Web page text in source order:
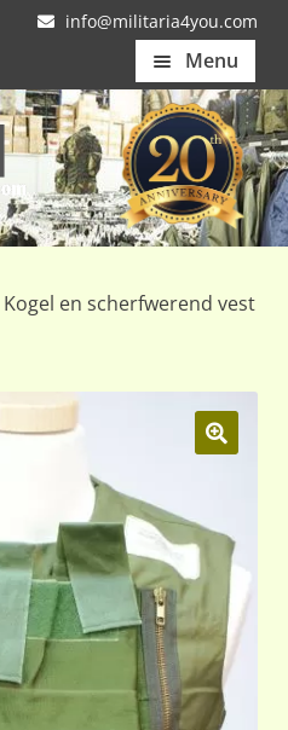
info@militaria4you.com
Menu
Kogel en scherfwerend vest